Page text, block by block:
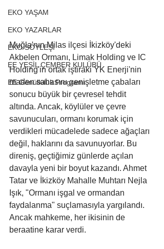
EKO YAŞAM
EKO YAZARLAR
EKO SÖYLEŞİ
EE YEŞİL ÇEMBER KULÜBÜ
EE Gönüllülük Programı
Muğla'nın Milas ilçesi İkizköy'deki
Akbelen Ormanı, Limak Holding ve IC
Holding'in ortak iştiraki YK Enerji'nin
maden sahasını genişletme çabaları
sonucu büyük bir çevresel tehdit
altında. Ancak, köylüler ve çevre
savunucuları, ormanı korumak için
verdikleri mücadelede sadece ağaçları
değil, haklarını da savunuyorlar. Bu
direniş, geçtiğimiz günlerde açılan
davayla yeni bir boyut kazandı. Ahmet
Tatar ve İkizköy Mahalle Muhtarı Nejla
Işık, "Ormanı işgal ve ormandan
faydalanma" suçlamasıyla yargılandı.
Ancak mahkeme, her ikisinin de
beraatine karar verdi.